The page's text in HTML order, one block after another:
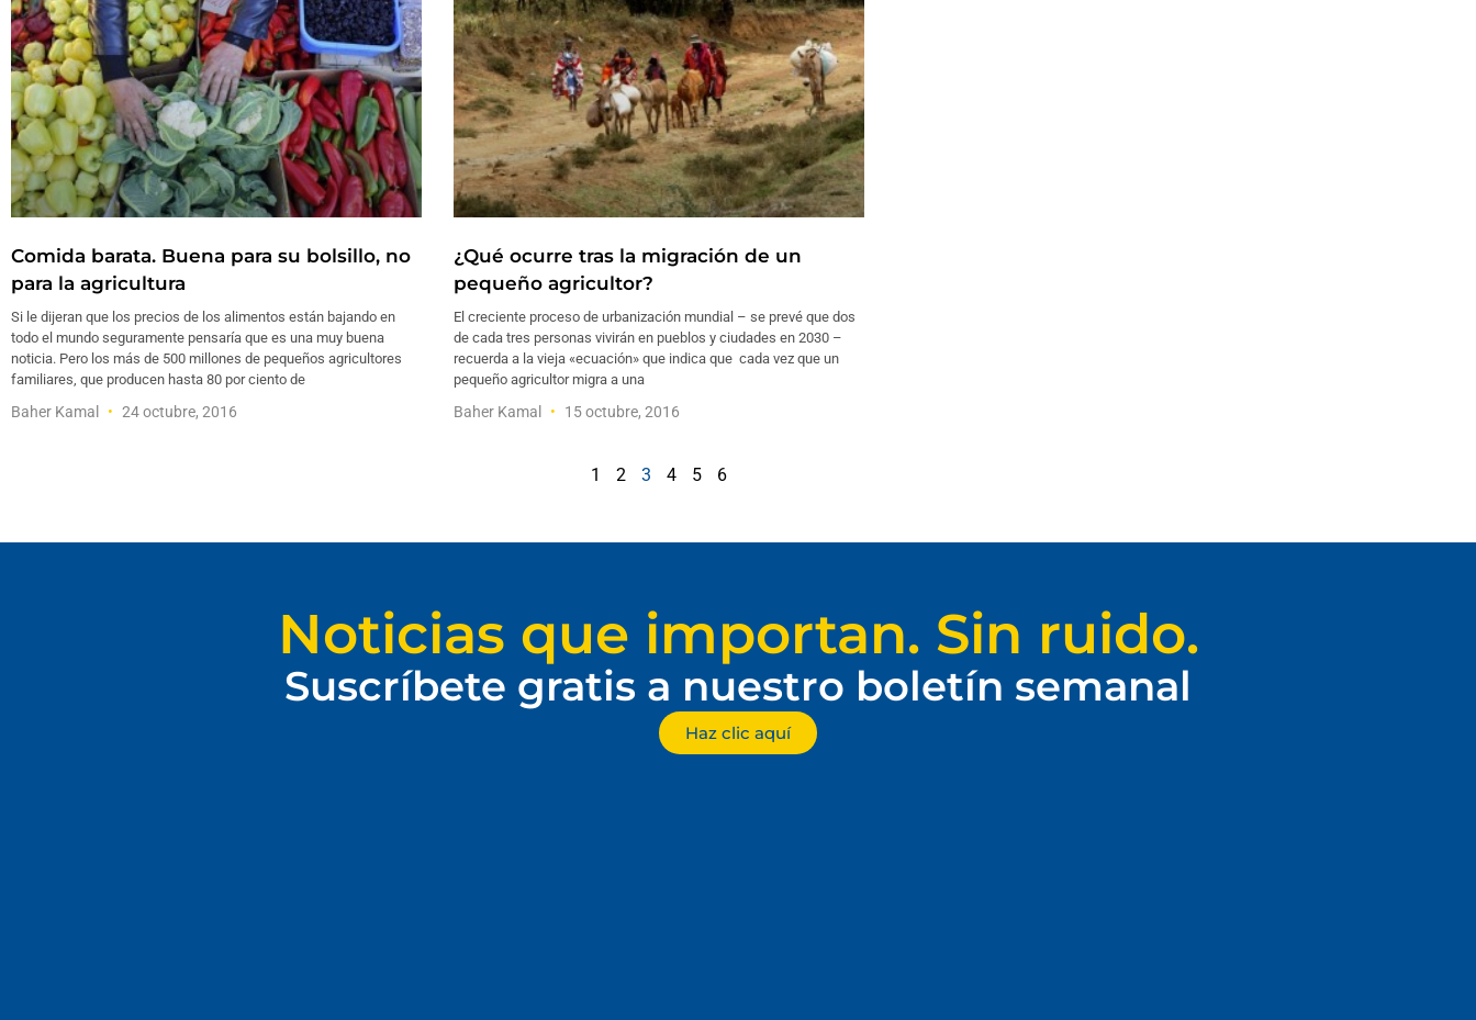
Comida barata. Buena para su bolsillo, no
para la agricultura
Si le dijeran que los precios de los alimentos están bajando en
todo el mundo seguramente pensaría que es una muy buena
noticia. Pero los más de 500 millones de pequeños agricultores
familiares, que producen hasta 80 por ciento de
Baher Kamal 24 octubre, 2016
¿Qué ocurre tras la migración de un
pequeño agricultor?
El creciente proceso de urbanización mundial – se prevé que dos
de cada tres personas vivirán en pueblos y ciudades en 2030 –
recuerda a la vieja «ecuación» que indica que cada vez que un
pequeño agricultor migra a una
Baher Kamal 15 octubre, 2016
1 2 3 4 5 6
Noticias que importan. Sin ruido.
Suscríbete gratis a nuestro boletín semanal
Haz clic aquí